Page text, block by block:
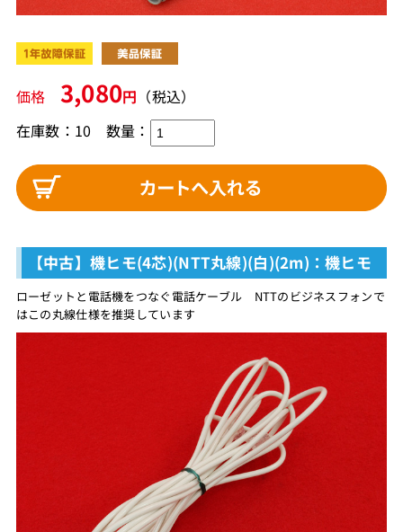
価格 3,080円 （税込）
在庫数：10 数量：
【中古】機ヒモ(4芯)(NTT丸線)(白)(2m)：機ヒモ
ローゼットと電話機をつなぐ電話ケーブル NTTのビジネスフォンで
はこの丸線仕様を推奨しています